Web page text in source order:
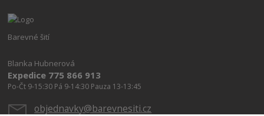
Barevné šití
Blanka Hubnerová
Expedice 775 866 913
Po-Čt 9-15:30 Pá 9-14:30 Pauza 13-13:45
objednavky@barevnesiti.cz